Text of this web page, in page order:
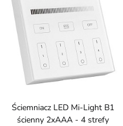
Ściemniacz LED Mi-Light B1
ścienny 2xAAA - 4 strefy